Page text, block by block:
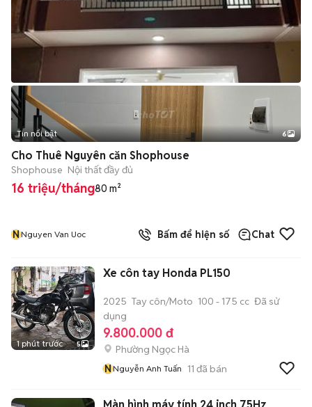
+2
Tin nổi bật 6
Cho Thuê Nguyên căn Shophouse
Shophouse Nội thất đầy đủ
16 triệu/tháng80 m²
NNguyen Van Uoc Bấm để hiện số Chat
1 phút trước 5
Xe côn tay Honda PL150
2025 Tay côn/Moto 100 - 175 cc Đã sử
dụng
9.800.000 đ
Phường Ngọc Hà
NNguyễn Anh Tuấn 11 đã bán